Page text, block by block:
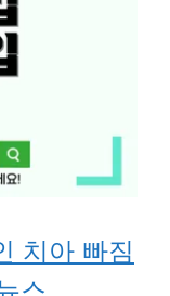
치아 빠짐